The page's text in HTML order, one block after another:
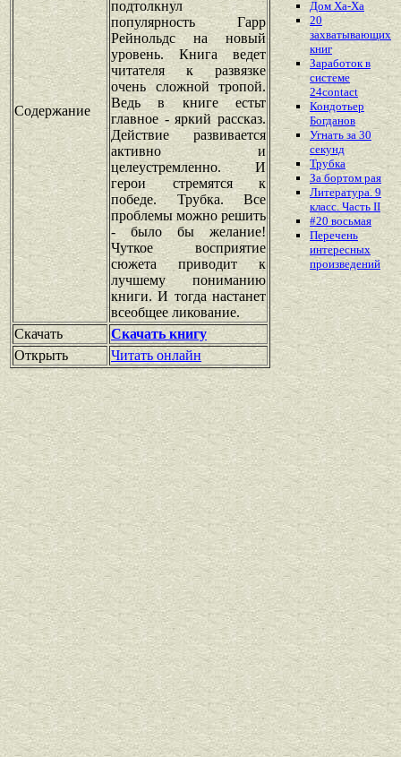
Содержание
подтолкнул
популярность Гарр
Рейнольдс на новый
уровень. Книга ведет
читателя к развязке
очень сложной тропой.
Ведь в книге естьт
главное - яркий рассказ.
Действие развивается
активно и
целеустремленно. И
герои стремятся к
победе. Трубка. Все
проблемы можно решить
- было бы желание!
Чуткое восприятие
сюжета приводит к
лучшему пониманию
книги. И тогда настанет
всеобщее ликование.
Скачать
Скачать книгу
Открыть
Читать онлайн
Дом Ха-Ха
20
захватывающих
книг
Заработок в
системе
24contact
Кондотьер
Богданов
Угнать за 30
секунд
Трубка
За бортом рая
Литература. 9
класс. Часть II
#20 восьмая
Перечень
интересных
произведений